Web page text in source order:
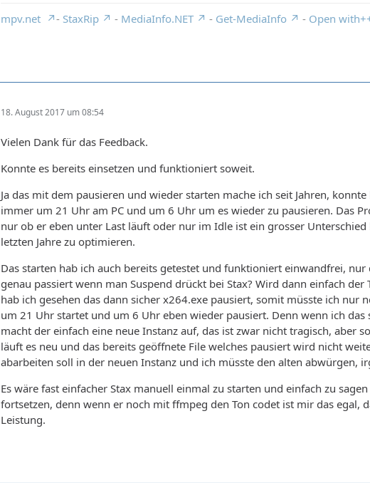
mpv.net - StaxRip - MediaInfo.NET - Get-MediaInfo - Open
18. August 2017 um 08:54
Vielen Dank für das Feedback.
Konnte es bereits einsetzen und funktioniert soweit.
Ja das mit dem pausieren und wieder starten mache ich seit Jahren,
immer um 21 Uhr am PC und um 6 Uhr um es wieder zu pausieren. Das
nur ob er eben unter Last läuft oder nur im Idle ist ein grosser
letzten Jahre zu optimieren.
Das starten hab ich auch bereits getestet und funktioniert einwandfrei,
genau passiert wenn man Suspend drückt bei Stax? Wird dann einfach
hab ich gesehen das dann sicher x264.exe pausiert, somit müsste ich nur
um 21 Uhr startet und um 6 Uhr eben wieder pausiert. Denn wenn ich
macht der einfach eine neue Instanz auf, das ist zwar nicht tragisch, aber
läuft es neu und das bereits geöffnete File welches pausiert wird nicht
abarbeiten soll in der neuen Instanz und ich müsste den alten abwürgen,
Es wäre fast einfacher Stax manuell einmal zu starten und einfach zu
fortsetzen, denn wenn er noch mit ffmpeg den Ton codet ist mir das egal,
Leistung.